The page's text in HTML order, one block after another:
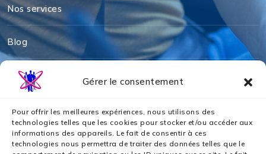
Gérer le consentement
Pour offrir les meilleures expériences, nous utilisons des
technologies telles que les cookies pour stocker et/ou accéder aux
informations des appareils. Le fait de consentir à ces
technologies nous permettra de traiter des données telles que le
Nos services
Blog
Mentions légales
Politique de cookies
Politique de confidentialité